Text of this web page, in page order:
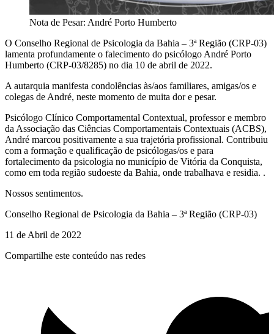
Nota de Pesar: André Porto Humberto
O Conselho Regional de Psicologia da Bahia – 3ª Região (CRP-03)
lamenta profundamente o falecimento do psicólogo André Porto
Humberto (CRP-03/8285) no dia 10 de abril de 2022.
A autarquia manifesta condolências às/aos familiares, amigas/os e
colegas de André, neste momento de muita dor e pesar.
Psicólogo Clínico Comportamental Contextual, professor e membro
da Associação das Ciências Comportamentais Contextuais (ACBS),
André marcou positivamente a sua trajetória profissional. Contribuiu
com a formação e qualificação de psicólogas/os e para
fortalecimento da psicologia no município de Vitória da Conquista,
como em toda região sudoeste da Bahia, onde trabalhava e residia. .
Nossos sentimentos.
Conselho Regional de Psicologia da Bahia – 3ª Região (CRP-03)
11 de Abril de 2022
Compartilhe este conteúdo nas redes